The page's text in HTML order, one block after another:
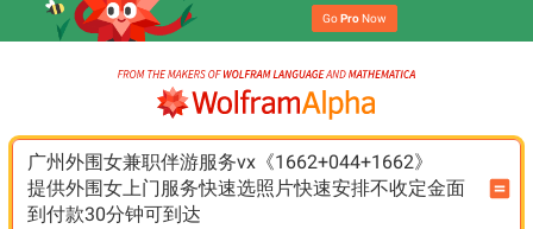
Go Pro Now
广州外围女兼职伴游服务vx《1662+044+1662》
提供外围女上门服务快速选照片快速安排不收定金面
到付款30分钟可到达